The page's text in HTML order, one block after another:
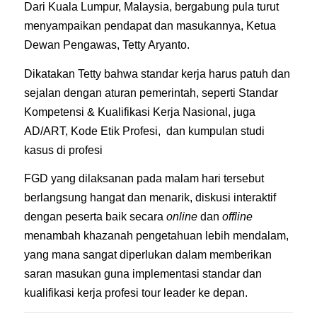
Dari Kuala Lumpur, Malaysia, bergabung pula turut
menyampaikan pendapat dan masukannya, Ketua
Dewan Pengawas, Tetty Aryanto.
Dikatakan Tetty bahwa standar kerja harus patuh dan
sejalan dengan aturan pemerintah, seperti Standar
Kompetensi & Kualifikasi Kerja Nasional, juga
AD/ART, Kode Etik Profesi, dan kumpulan studi
kasus di profesi
FGD yang dilaksanan pada malam hari tersebut
berlangsung hangat dan menarik, diskusi interaktif
dengan peserta baik secara online dan offline
menambah khazanah pengetahuan lebih mendalam,
yang mana sangat diperlukan dalam memberikan
saran masukan guna implementasi standar dan
kualifikasi kerja profesi tour leader ke depan.